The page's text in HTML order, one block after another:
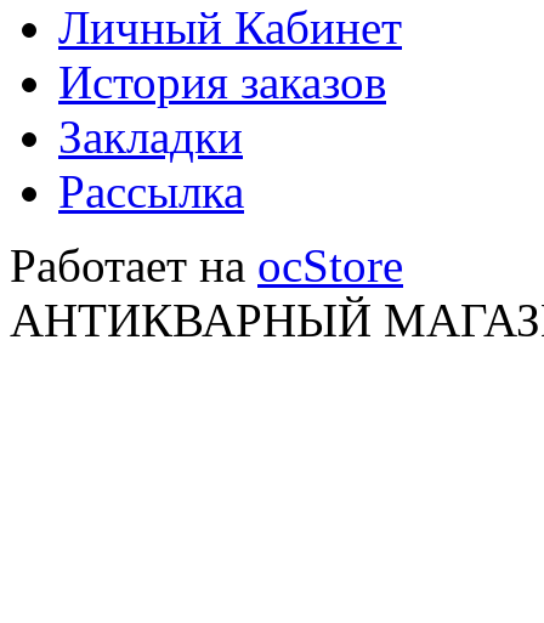
Личный Кабинет
История заказов
Закладки
Рассылка
Работает на ocStore
АНТИКВАРНЫЙ